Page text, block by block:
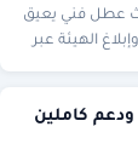
عطل فني يعيق
الهيئة عبر
كاملين